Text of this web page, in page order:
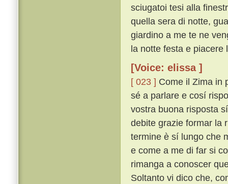
sciugatoi tesi alla
quella sera di notte,
giardino a me te ne
la notte festa e piacere
[Voice: elissa ]
[ 023 ] Come il Zima in
sé a parlare e cosí
vostra buona risposta
debite grazie formar la
termine è sí lungo che
e come a me di far si
rimanga a conoscer
Soltanto vi dico che,